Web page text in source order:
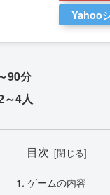
Yahoo
90分
～4人
目次
ゲームの内容